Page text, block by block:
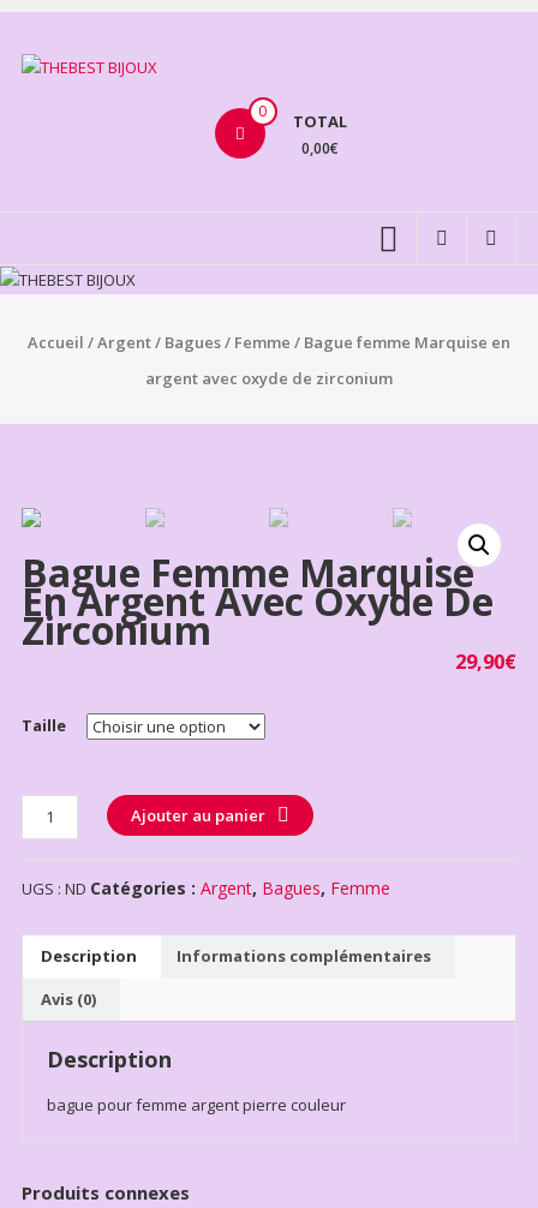
Aller
contenu
BIJOUX
0 TOTAL
0,00€
Accueil /Argent/ Bagues/ Femme / Bague femme Marquise en
argent avec oxyde de zirconium
Bague Femme Marquise
En Argent Avec Oxyde De
Zirconium
29,90€
Taille
Quantité Ajouter au panier
UGS : ND Catégories : Argent, Bagues, Femme
Description
Informations complémentaires
Avis (0)
Description
bague pour femme argent pierre couleur
Produits connexes